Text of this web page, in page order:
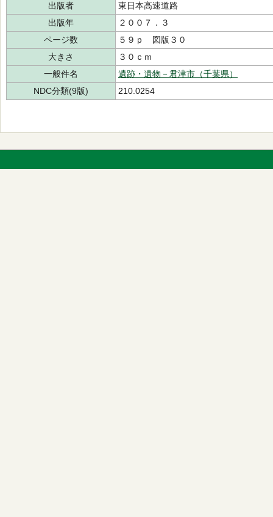
出版者
東日本高速道路
出版年
２００７．３
ページ数
５９ｐ 図版３０
大きさ
３０ｃｍ
一般件名
遺跡・遺物－君津市（千葉県）
NDC分類(9版)
210.0254